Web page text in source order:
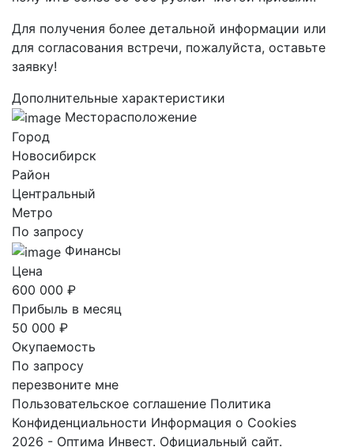
Для получения более детальной информации или
для согласования встречи, пожалуйста, оставьте
заявку!
Дополнительные характеристики
Месторасположение
Город
Новосибирск
Район
Центральный
Метро
По запросу
Финансы
Цена
600 000 ₽
Прибыль в месяц
50 000 ₽
Окупаемость
По запросу
перезвоните мне
Пользовательское соглашение Политика
Конфиденциальности Информация о Cookies
2026 - Оптима Инвест. Официальный сайт.